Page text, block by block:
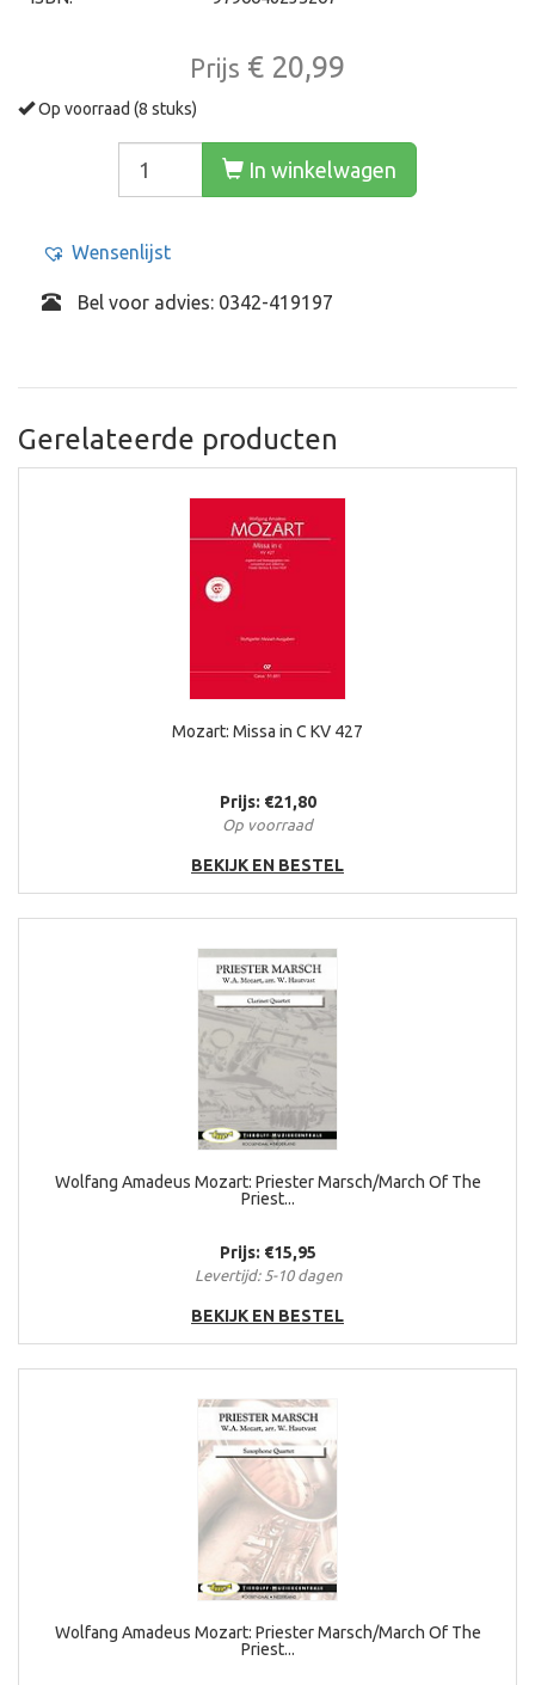
Prijs € 20,99
Op voorraad (8 stuks)
In winkelwagen
Wensenlijst
Bel voor advies: 0342-419197
Gerelateerde producten
Mozart: Missa in C KV 427
Prijs: €21,80
Op voorraad
BEKIJK EN BESTEL
Wolfang Amadeus Mozart: Priester Marsch/March Of The
Priest...
Prijs: €15,95
Levertijd: 5-10 dagen
BEKIJK EN BESTEL
Wolfang Amadeus Mozart: Priester Marsch/March Of The
Priest...